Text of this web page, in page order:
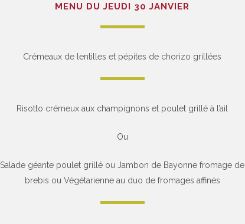
MENU DU JEUDI 30 JANVIER
Crémeaux de lentilles et pépites de chorizo grillées
Risotto crémeux aux champignons et poulet grillé à l’ail
Ou
Salade géante poulet grillé ou Jambon de Bayonne fromage de
brebis ou Végétarienne au duo de fromages affinés